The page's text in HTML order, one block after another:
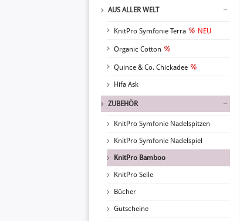
AUS ALLER WELT
KnitPro Symfonie Terra NEU
Organic Cotton
Quince & Co. Chickadee
Hifa Ask
ZUBEHÖR
KnitPro Symfonie Nadelspitzen
KnitPro Symfonie Nadelspiel
KnitPro Bamboo
KnitPro Seile
Bücher
Gutscheine